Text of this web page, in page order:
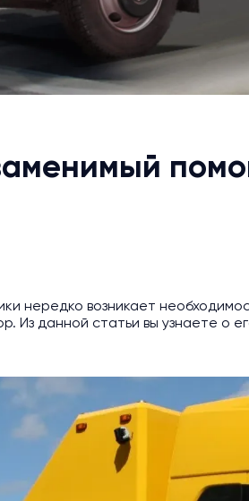
нередко возникает
Из данной статьи вы узнаете о